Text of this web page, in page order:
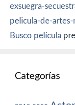
exsuegra-
pelicula-de-artes-
Busco película
Categorías